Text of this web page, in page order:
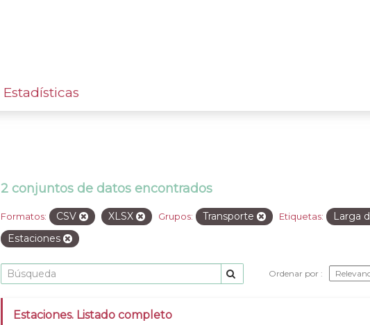
Estadísticas
2 conjuntos de datos encontrados
Formatos: CSV XLSX Grupos: Transporte Etiquetas:
Larga
Estaciones
Ordenar por
Estaciones. Listado completo